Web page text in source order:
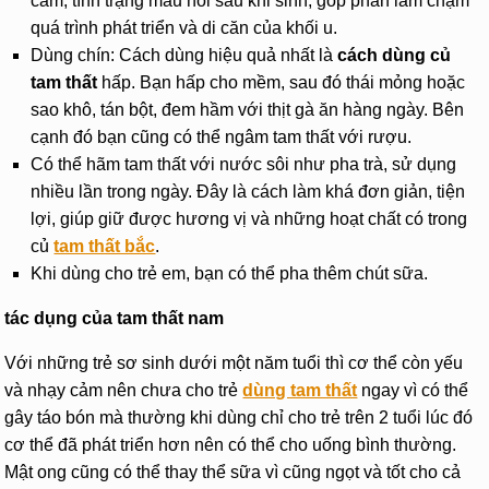
quá trình phát triển và di căn của khối u.
Dùng chín: Cách dùng hiệu quả nhất làcách dùng củ
tam thấthấp. Bạn hấp cho mềm, sau đó thái mỏng hoặc
sao khô, tán bột, đem hầm với thịt gà ăn hàng ngày. Bên
cạnh đó bạn cũng có thể ngâm tam thất với rượu.
Có thể hãm tam thất với nước sôi như pha trà, sử dụng
nhiều lần trong ngày. Đây là cách làm khá đơn giản, tiện
lợi, giúp giữ được hương vị và những hoạt chất có trong
củtam thất bắc.
Khi dùng cho trẻ em, bạn có thể pha thêm chút sữa.
tác dụng của tam thất nam
Với những trẻ sơ sinh dưới một năm tuổi thì cơ thể còn yếu
và nhạy cảm nên chưa cho trẻdùng tam thấtngay vì có thể
gây táo bón mà thường khi dùng chỉ cho trẻ trên 2 tuổi lúc đó
cơ thể đã phát triển hơn nên có thể cho uống bình thường.
Mật ong cũng có thể thay thể sữa vì cũng ngọt và tốt cho cả